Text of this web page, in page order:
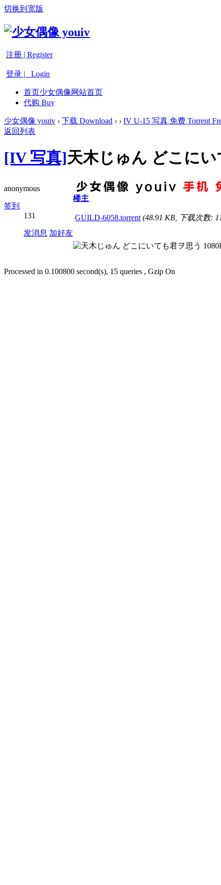
切换到宽版
注册 | Register
登录 | Login
首页少女偶像网站首页
代购 Buy
少女偶像 youiv › 下载 Download › › IV U-15 写真 免费 Torrent
返回列表
[IV 写真]天木じゅん どこにい
anonymous
签到
131
发消息 加好友
楼主
GUILD-6058.torrent (48.91 KB, 下载次数:
Processed in 0.100800 second(s), 15 queries , Gzip On